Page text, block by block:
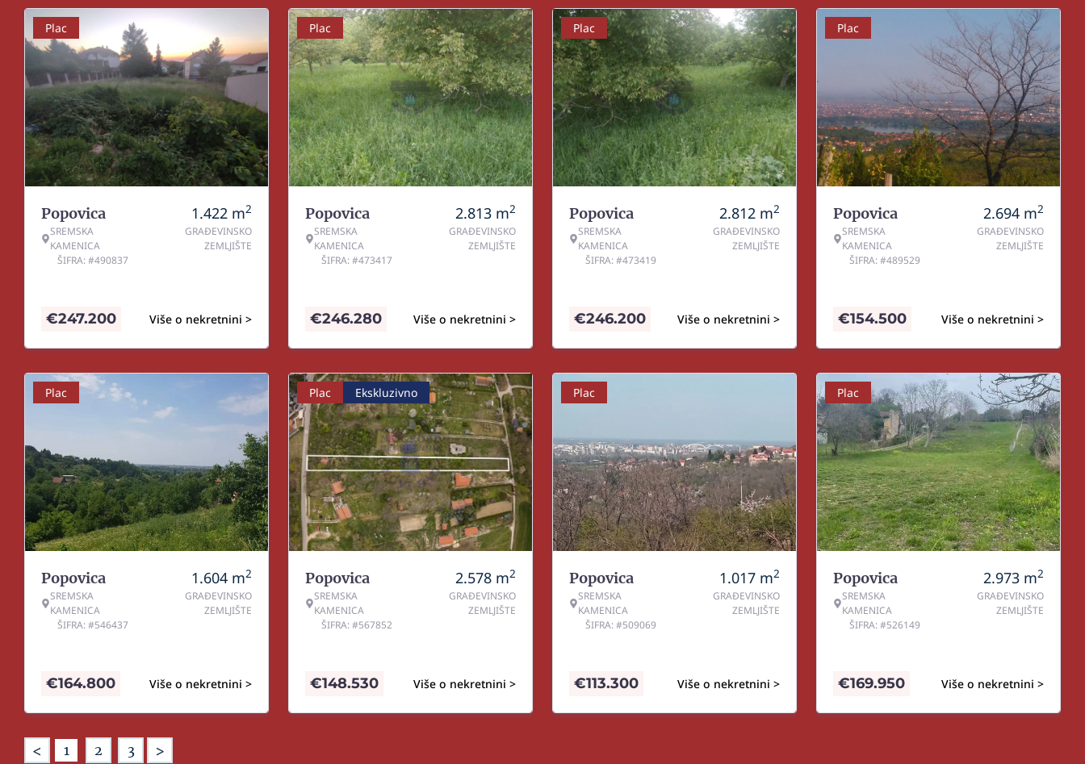
Plac
Popovica
SREMSKA
KAMENICA
ŠIFRA: #490837
1.422 m2
GRAĐEVINSKO
ZEMLJIŠTE
Više o nekretnini >
€247.200
Plac
Popovica
SREMSKA
KAMENICA
ŠIFRA: #473417
2.813 m2
GRAĐEVINSKO
ZEMLJIŠTE
Više o nekretnini >
€246.280
Plac
Popovica
SREMSKA
KAMENICA
ŠIFRA: #473419
2.812 m2
GRAĐEVINSKO
ZEMLJIŠTE
Više o nekretnini >
€246.200
Plac
Popovica
SREMSKA
KAMENICA
ŠIFRA: #489529
2.694 m2
GRAĐEVINSKO
ZEMLJIŠTE
Više o nekretnini >
€154.500
Plac
Popovica
SREMSKA
KAMENICA
ŠIFRA: #546437
1.604 m2
GRAĐEVINSKO
ZEMLJIŠTE
Više o nekretnini >
€164.800
Plac Ekskluzivno
Popovica
SREMSKA
KAMENICA
ŠIFRA: #567852
2.578 m2
GRAĐEVINSKO
ZEMLJIŠTE
Više o nekretnini >
€148.530
Plac
Popovica
SREMSKA
KAMENICA
ŠIFRA: #509069
1.017 m2
GRAĐEVINSKO
ZEMLJIŠTE
Više o nekretnini >
€113.300
Plac
Popovica
SREMSKA
KAMENICA
ŠIFRA: #526149
2.973 m2
GRAĐEVINSKO
ZEMLJIŠTE
Više o nekretnini >
€169.950
< 1 2 3 >